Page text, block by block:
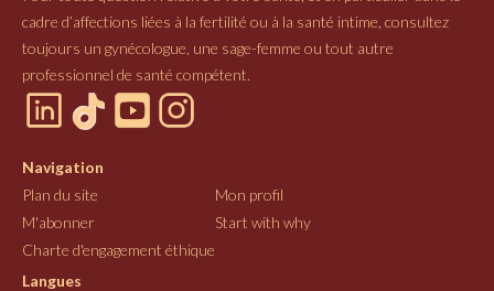
cadre d’affections liées à la fertilité ou à la santé intime, consultez
toujours un gynécologue, une sage-femme ou tout autre
professionnel de santé compétent.
Navigation
Plan du site
Mon profil
M'abonner
Start with why
Charte d'engagement éthique
Langues